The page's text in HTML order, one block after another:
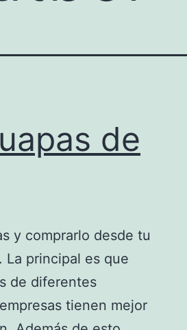
de
y comprarlo desde tu
principal es que
de diferentes
tienen mejor